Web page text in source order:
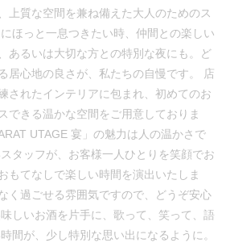
上質な空間を兼ね備えた大人のためのス
ほっと一息つきたい時、仲間との楽しい
あるいは大切な方との特別な夜にも。ど
居心地の良さが、私たちの自慢です。 店
されたインテリアに包まれ、初めてのお
できる温かな空間をご用意しておりま
UTAGE 宴」の魅力は人の温かさで
タッフが、お客様一人ひとりを笑顔でお
もてなしで楽しい時間を演出いたしま
く過ごせる雰囲気ですので、どうぞ安心
しいお酒を片手に、歌って、笑って、語
間が、少し特別な思い出になるように。